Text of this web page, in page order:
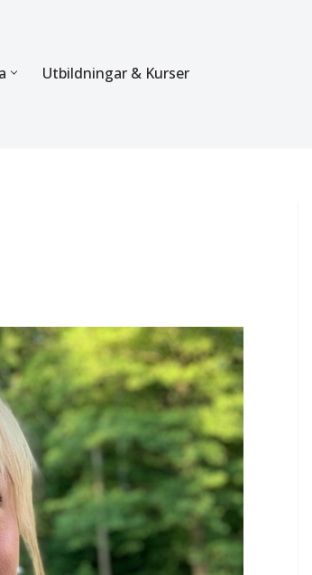
Sektionen för Pedodonti
Sektionen för Protetik och
Bettfysiologi
Sektionen för OFM
Utbildningar & Kurser